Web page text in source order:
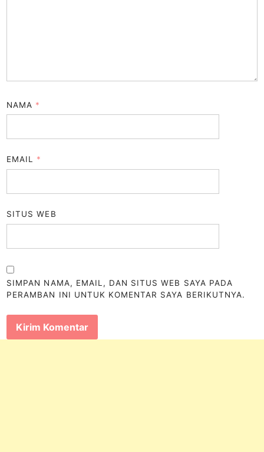
NAMA *
EMAIL *
SITUS WEB
SIMPAN NAMA, EMAIL, DAN SITUS WEB SAYA PADA
PERAMBAN INI UNTUK KOMENTAR SAYA BERIKUTNYA.